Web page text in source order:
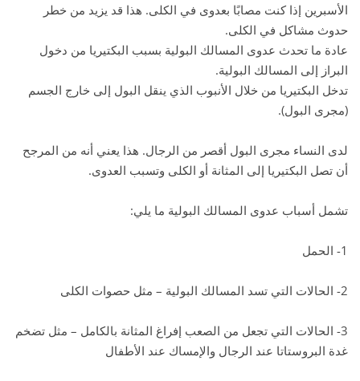
الأسبرين إذا كنت مصابًا بعدوى في الكلى. هذا قد يزيد من خطر
حدوث مشاكل في الكلى.
عادة ما تحدث عدوى المسالك البولية بسبب البكتيريا من دخول
البراز إلى المسالك البولية.
تدخل البكتيريا من خلال الأنبوب الذي ينقل البول إلى خارج الجسم
(مجرى البول).
لدى النساء مجرى البول أقصر من الرجال. هذا يعني أنه من المرجح
أن تصل البكتيريا إلى المثانة أو الكلى وتسبب العدوى.
تشمل أسباب عدوى المسالك البولية ما يلي:
1- الحمل
2- الحالات التي تسد المسالك البولية – مثل حصوات الكلى
3- الحالات التي تجعل من الصعب إفراغ المثانة بالكامل – مثل تضخم
غدة البروستاتا عند الرجال والإمساك عند الأطفال